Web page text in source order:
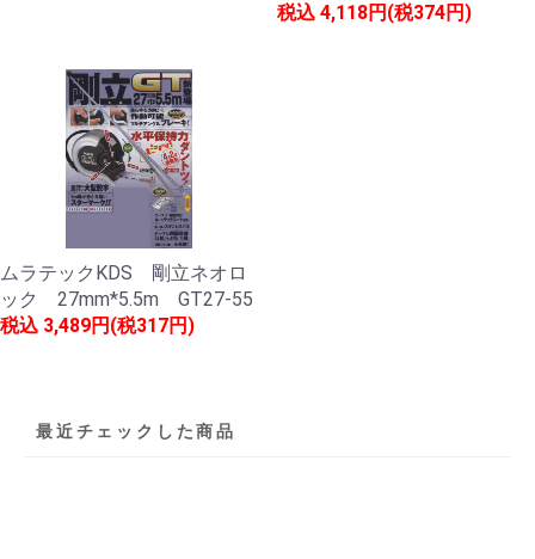
税込 4,118円(税374円)
ムラテックKDS 剛立ネオロ
ック 27mm*5.5m GT27-55
税込 3,489円(税317円)
最近チェックした商品